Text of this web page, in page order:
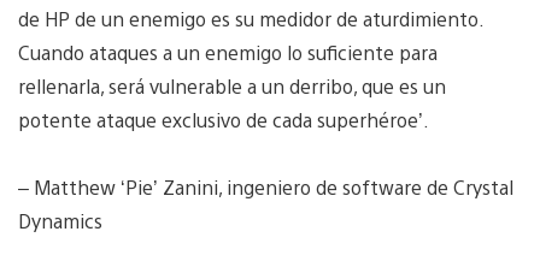
de HP de un enemigo es su medidor de aturdimiento.
Cuando ataques a un enemigo lo suficiente para
rellenarla, será vulnerable a un derribo, que es un
potente ataque exclusivo de cada superhéroe’.
– Matthew ‘Pie’ Zanini, ingeniero de software de Crystal
Dynamics